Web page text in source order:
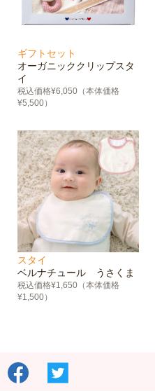
ギフトセット
オーガニッククリップスタ
イ
税込価格¥6,050（本体価格
¥5,500）
スタイ
ベルナチュール うさくま
税込価格¥1,650（本体価格
¥1,500）